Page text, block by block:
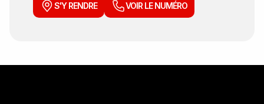
S'Y RENDRE VOIR LE NUMÉRO